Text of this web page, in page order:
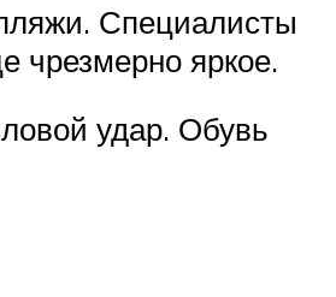
Специалисты
чрезмерно яркое.
удар. Обувь